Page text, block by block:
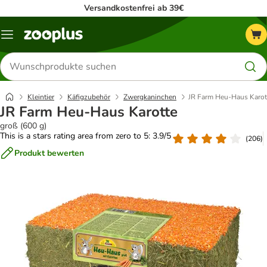
Versandkostenfrei ab 39€
Menü
Produkte
suchen
Kleintier Käfigzubehör Zwergkaninchen JR Farm Heu-Haus
JR Farm Heu-Haus Karotte
groß (600 g)
This is a stars rating area from zero to 5: 3.9/5
(206)
Produkt bewerten